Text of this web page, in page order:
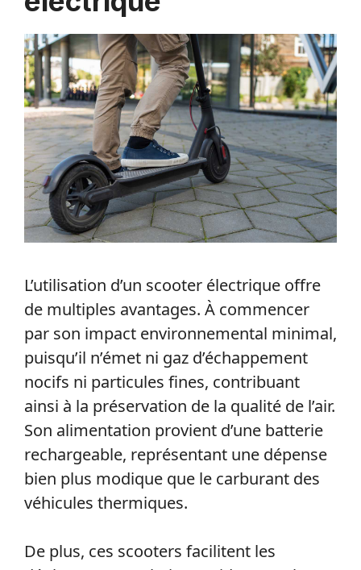
L’utilisation d’un scooter électrique offre
de multiples avantages. À commencer
par son impact environnemental minimal,
puisqu’il n’émet ni gaz d’échappement
nocifs ni particules fines, contribuant
ainsi à la préservation de la qualité de l’air.
Son alimentation provient d’une batterie
rechargeable, représentant une dépense
bien plus modique que le carburant des
véhicules thermiques.
De plus, ces scooters facilitent les